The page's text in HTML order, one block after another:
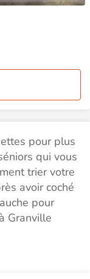
pour plus
qui vous
trier votre
avoir coché
pour
Granville